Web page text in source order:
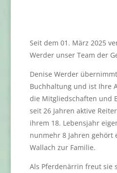
Seit dem 01. März 2025
Werder unser Team der
Denise Werder
Buchhaltung und ist Ihre
die Mitgliedschaften und
seit 26 Jahren aktive
ihrem 18. Lebensjahr
nunmehr 8 Jahren gehört
Wallach zur Familie.
Als Pferdenärrin freut sie